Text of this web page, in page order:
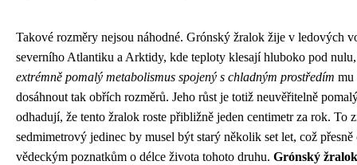
Takové rozměry nejsou náhodné. Grónský žralok žije v ledových
severního Atlantiku a Arktidy, kde teploty klesají hluboko pod
extrémně pomalý metabolismus spojený s chladným prostředím mu
dosáhnout tak obřích rozměrů. Jeho růst je totiž neuvěřitelně
odhadují, že tento žralok roste přibližně jeden centimetr za rok. To
sedmimetrový jedinec by musel být starý několik set let, což
vědeckým poznatkům o délce života tohoto druhu. Grónský